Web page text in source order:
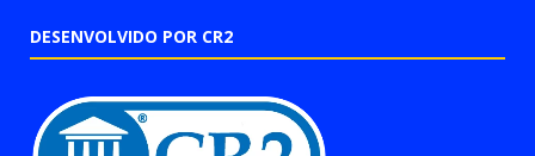
DESENVOLVIDO POR CR2